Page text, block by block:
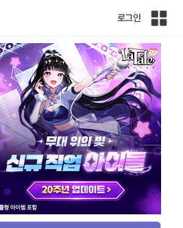
로그인
인
체
사
트
맵